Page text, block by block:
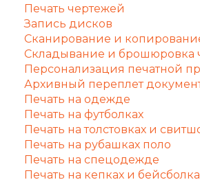
Печать чертежей
Запись дисков
Сканирование и
Складывание и брошюровка
Персонализация печатной
Архивный переплет
Печать на одежде
Печать на футболках
Печать на толстовках и
Печать на рубашках поло
Печать на спецодежде
Печать на кепках и